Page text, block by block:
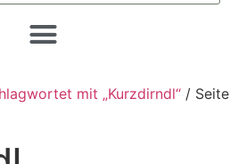
mit „Kurzdirndl“ / Seite